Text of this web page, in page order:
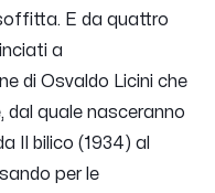
E da quattro
a
di Osvaldo Licini che
dal quale nasceranno
Il bilico (1934) al
per le